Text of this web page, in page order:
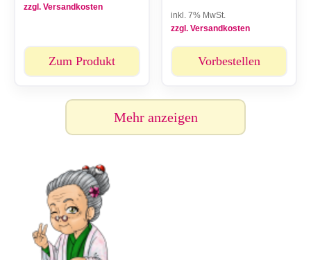
zzgl. Versandkosten
Zum Produkt
inkl. 7% MwSt.
zzgl. Versandkosten
Vorbestellen
Mehr anzeigen